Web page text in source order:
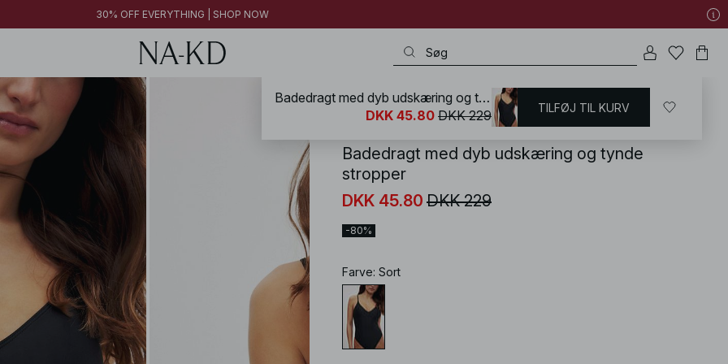
FINAL SALE | SHOP NOW
FINAL SALE | SHOP NOW
30% OFF EVERYTHING | SHOP NOW
NA-KD / Badetøj / Badedragter
Badedragt med dyb udskæring og tynde
stropper
DKK 45.80 DKK 229
-80%
Farve: Sort
Badedragt med dyb udskæring og tynde stropper
DKK 45.80 DKK 229 TILFØJ TIL KURV